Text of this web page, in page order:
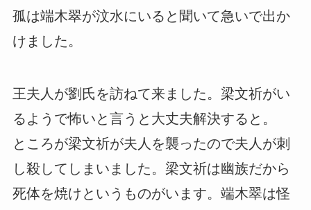
孤は端木翠が汶水にいると聞いて急いで出か
けました。
王夫人が劉氏を訪ねて来ました。梁文祈がい
るようで怖いと言うと大丈夫解決すると。
ところが梁文祈が夫人を襲ったので夫人が刺
し殺してしまいました。梁文祈は幽族だから
死体を焼けというものがいます。端木翠は怪